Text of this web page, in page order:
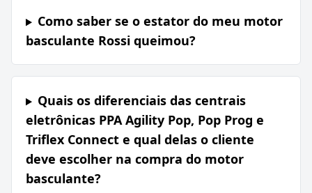
Como saber se o estator do meu motor
basculante Rossi queimou?
Quais os diferenciais das centrais
eletrônicas PPA Agility Pop, Pop Prog e
Triflex Connect e qual delas o cliente
deve escolher na compra do motor
basculante?